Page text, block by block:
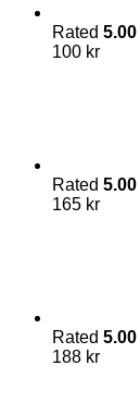
Rated 5.00
100 kr
Rated 5.00
165 kr
Rated 5.00
188 kr